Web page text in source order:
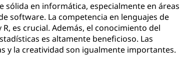
sólida en informática, especialmente en áreas
software. La competencia en lenguajes de
es crucial. Además, el conocimiento del
es altamente beneficioso. Las
y la creatividad son igualmente importantes.